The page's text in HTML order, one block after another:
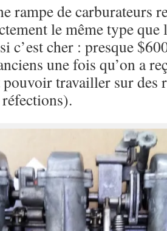
rampe de carburateurs
le même type que
c’est cher : presque
une fois qu’on a
travailler sur des